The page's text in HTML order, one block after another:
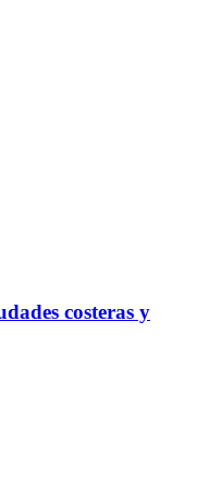
costeras y